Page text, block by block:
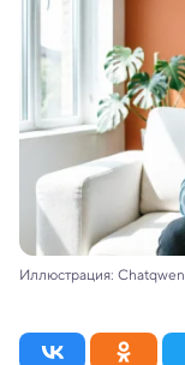
Иллюстрация: Chatqwen